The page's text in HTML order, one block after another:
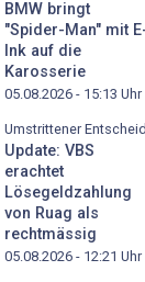
BMW bringt
"Spider-Man" mit
Ink auf die
Karosserie
05.08.2026 - 15:13 Uhr
Umstrittener Entscheid
Update: VBS
erachtet
Lösegeldzahlung
von Ruag als
rechtmässig
05.08.2026 - 12:21 Uhr